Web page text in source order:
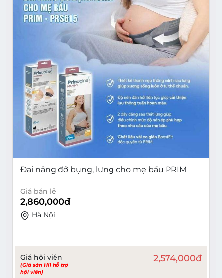
Đai nâng đỡ bụng, lưng cho mẹ bầu PRIM
Giá bán lẻ
2,860,000đ
Hà Nội
Giá hội viên
(Giá sàn Hi1 hỗ trợ
hội viên)
2,574,000đ